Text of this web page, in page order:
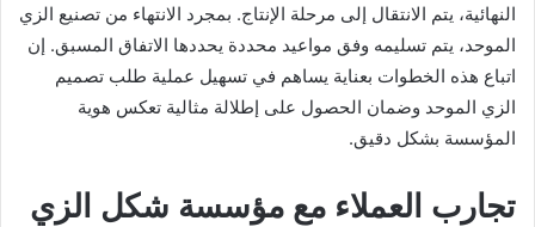
النهائية، يتم الانتقال إلى مرحلة الإنتاج. بمجرد الانتهاء من تصنيع الزي
الموحد، يتم تسليمه وفق مواعيد محددة يحددها الاتفاق المسبق. إن
اتباع هذه الخطوات بعناية يساهم في تسهيل عملية طلب تصميم
الزي الموحد وضمان الحصول على إطلالة مثالية تعكس هوية
المؤسسة بشكل دقيق.
تجارب العملاء مع مؤسسة شكل الزي